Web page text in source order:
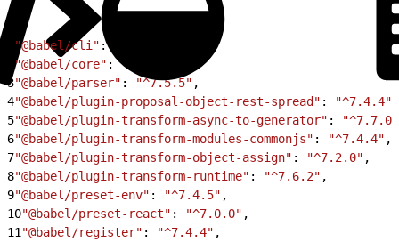
"@babel/cli" :
"@babel/core" : "^7.4.5"
3"@babel/parser" : "^7.5.5" ,
4"@babel/plugin-proposal-object-rest-spread" : "^7.4.4"
5"@babel/plugin-transform-async-to-generator" :
"^7.7.0"
6"@babel/plugin-transform-modules-commonjs" : "^7.4.4" ,
7"@babel/plugin-transform-object-assign" : "^7.2.0" ,
8"@babel/plugin-transform-runtime" : "^7.6.2" ,
9"@babel/preset-env" : "^7.4.5" ,
10"@babel/preset-react" : "^7.0.0" ,
11 "@babel/register" : "^7.4.4" ,